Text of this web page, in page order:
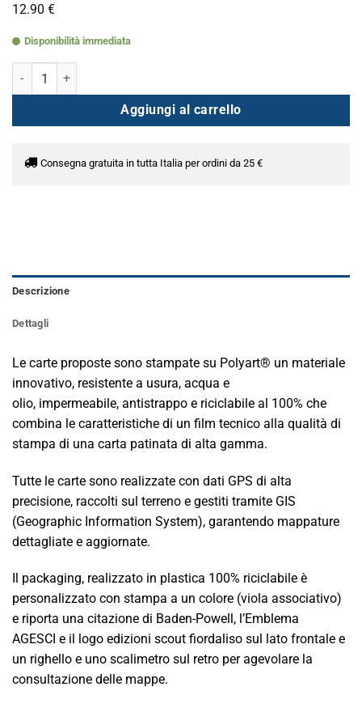
12.90 €
Disponibilità immediata
202 - Isola d'Elba quantità
Aggiungi al carrello
Consegna gratuita in tutta Italia per ordini da 25 €
Descrizione
Dettagli
Le carte proposte sono stampate su Polyart® un materiale
innovativo, resistente a usura, acqua e
olio, impermeabile, antistrappo e riciclabile al 100% che
combina le caratteristiche di un film tecnico alla qualità di
stampa di una carta patinata di alta gamma.
Tutte le carte sono realizzate con dati GPS di alta
precisione, raccolti sul terreno e gestiti tramite GIS
(Geographic Information System), garantendo mappature
dettagliate e aggiornate.
Il packaging, realizzato in plastica 100% riciclabile è
personalizzato con stampa a un colore (viola associativo)
e riporta una citazione di Baden-Powell, l’Emblema
AGESCI e il logo edizioni scout fiordaliso sul lato frontale e
un righello e uno scalimetro sul retro per agevolare la
consultazione delle mappe.